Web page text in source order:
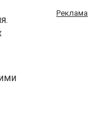
Реклама